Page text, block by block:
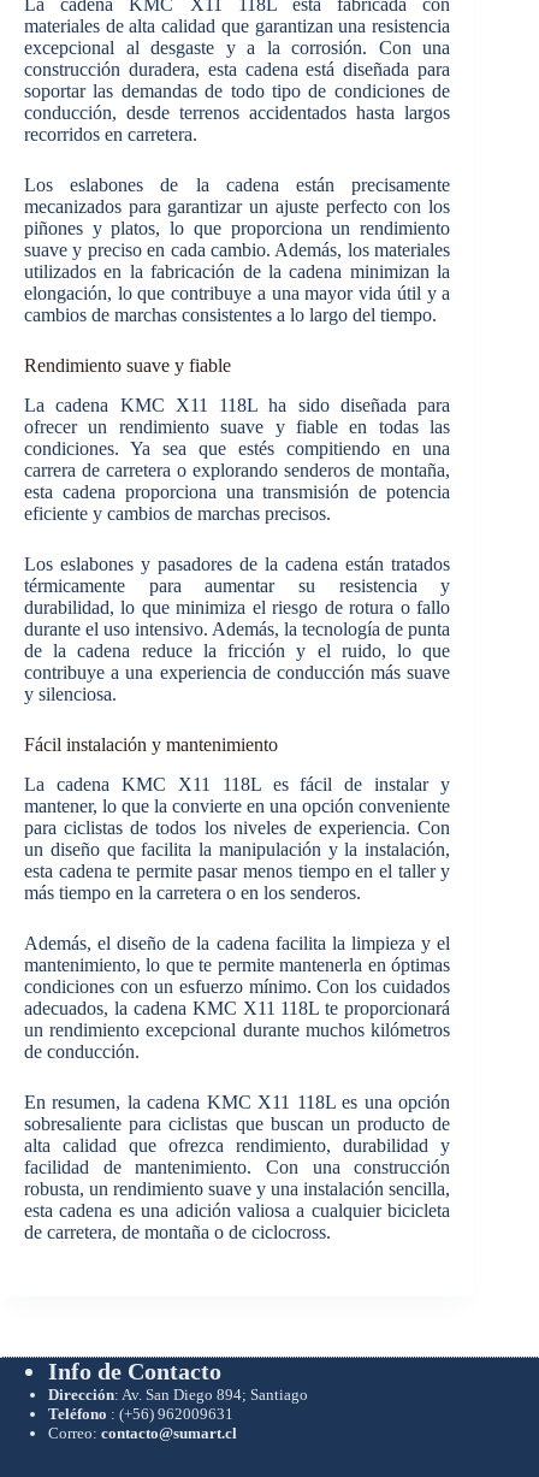
La cadena KMC X11 118L está fabricada con
materiales de alta calidad que garantizan una resistencia
excepcional al desgaste y a la corrosión. Con una
construcción duradera, esta cadena está diseñada para
soportar las demandas de todo tipo de condiciones de
conducción, desde terrenos accidentados hasta largos
recorridos en carretera.
Los eslabones de la cadena están precisamente
mecanizados para garantizar un ajuste perfecto con los
piñones y platos, lo que proporciona un rendimiento
suave y preciso en cada cambio. Además, los materiales
utilizados en la fabricación de la cadena minimizan la
elongación, lo que contribuye a una mayor vida útil y a
cambios de marchas consistentes a lo largo del tiempo.
Rendimiento suave y fiable
La cadena KMC X11 118L ha sido diseñada para
ofrecer un rendimiento suave y fiable en todas las
condiciones. Ya sea que estés compitiendo en una
carrera de carretera o explorando senderos de montaña,
esta cadena proporciona una transmisión de potencia
eficiente y cambios de marchas precisos.
Los eslabones y pasadores de la cadena están tratados
térmicamente para aumentar su resistencia y
durabilidad, lo que minimiza el riesgo de rotura o fallo
durante el uso intensivo. Además, la tecnología de punta
de la cadena reduce la fricción y el ruido, lo que
contribuye a una experiencia de conducción más suave
y silenciosa.
Fácil instalación y mantenimiento
La cadena KMC X11 118L es fácil de instalar y
mantener, lo que la convierte en una opción conveniente
para ciclistas de todos los niveles de experiencia. Con
un diseño que facilita la manipulación y la instalación,
esta cadena te permite pasar menos tiempo en el taller y
más tiempo en la carretera o en los senderos.
Además, el diseño de la cadena facilita la limpieza y el
mantenimiento, lo que te permite mantenerla en óptimas
condiciones con un esfuerzo mínimo. Con los cuidados
adecuados, la cadena KMC X11 118L te proporcionará
un rendimiento excepcional durante muchos kilómetros
de conducción.
En resumen, la cadena KMC X11 118L es una opción
sobresaliente para ciclistas que buscan un producto de
alta calidad que ofrezca rendimiento, durabilidad y
facilidad de mantenimiento. Con una construcción
robusta, un rendimiento suave y una instalación sencilla,
esta cadena es una adición valiosa a cualquier bicicleta
de carretera, de montaña o de ciclocross.
Info de Contacto
Dirección: Av. San Diego 894; Santiago
Teléfono : (+56) 962009631
Correo: contacto@sumart.cl